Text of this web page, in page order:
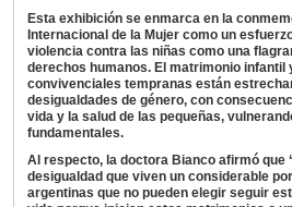
Esta exhibición se enmarca en la
Internacional de la Mujer como un
violencia contra las niñas como una
derechos humanos. El matrimonio infantil
convivenciales tempranas están
desigualdades de género, con
vida y la salud de las pequeñas,
fundamentales.
Al respecto, la doctora Bianco afirmó que
desigualdad que viven un considerable
argentinas que no pueden elegir seguir